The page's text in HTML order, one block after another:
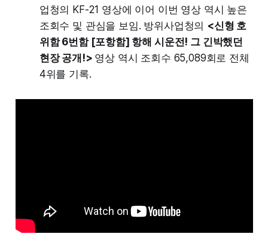
업청의 KF-21 영상에 이어 이번 영상 역시 높은
조회수 및 관심을 보임. 방위사업청의 <신형 호
위함 6번함 [포항함] 항해 시운전! 그 긴박했던
현장 공개!> 영상 역시 조회수 65,089회로 전체
4위를 기록.